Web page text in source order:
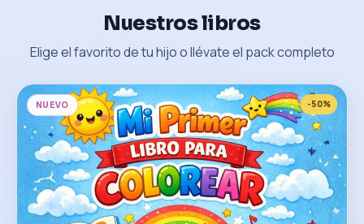
Nuestros libros
Elige el favorito de tu hijo o llévate el pack completo
NUEVO -50%